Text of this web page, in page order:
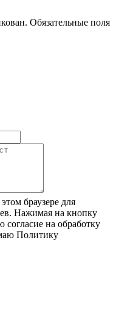
Обязательные поля
браузере для
Нажимая на кнопку
на обработку
Политику